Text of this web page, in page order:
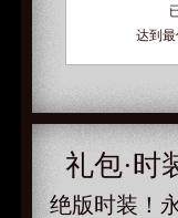
达到最
礼包·时
绝版时装！